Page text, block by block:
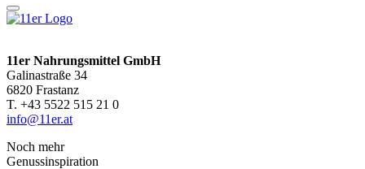
11er Nahrungsmittel GmbH
Galinastraße 34
6820 Frastanz
T. +43 5522 515 21 0
info@11er.at
Noch mehr
Genussinspiration